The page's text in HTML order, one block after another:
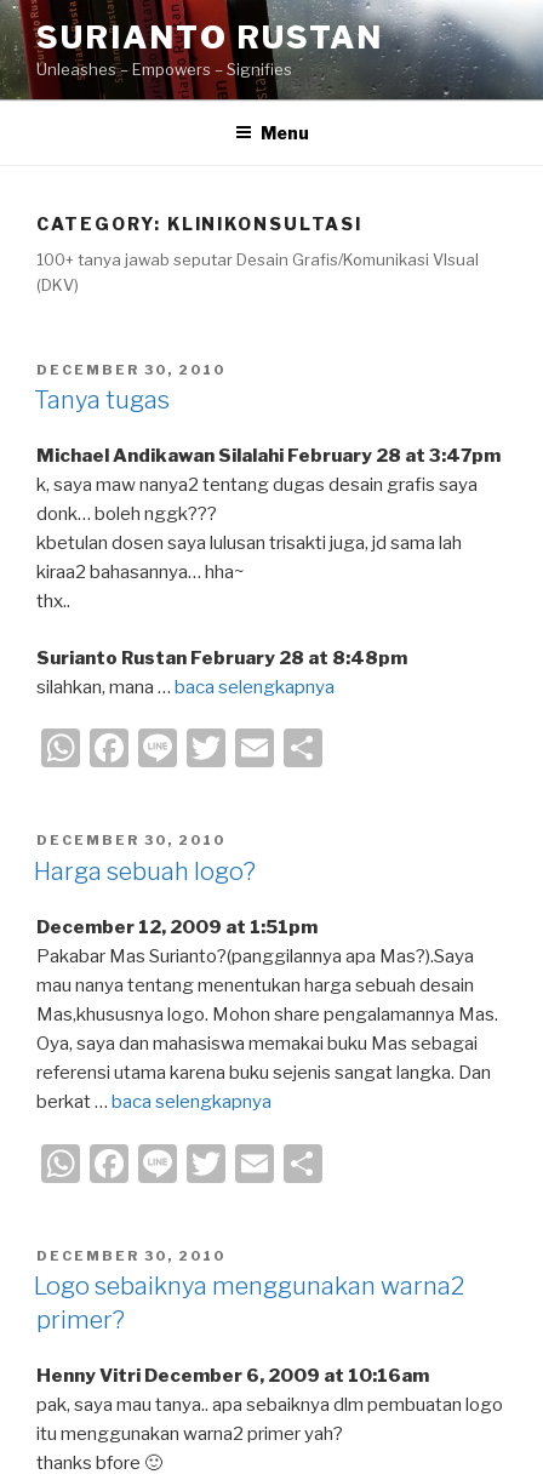
Skip
to
content
SURIANTO RUSTAN
Unleashes – Empowers – Signifies
Menu
CATEGORY: KLINIKONSULTASI
100+ tanya jawab seputar Desain Grafis/Komunikasi VIsual
(DKV)
POSTED
ON
DECEMBER 30, 2010
Tanya tugas
Michael Andikawan Silalahi February 28 at 3:47pm
k, saya maw nanya2 tentang dugas desain grafis saya
donk… boleh nggk???
kbetulan dosen saya lulusan trisakti juga, jd sama lah
kiraa2 bahasannya… hha~
thx..
Surianto Rustan February 28 at 8:48pm
silahkan, mana … baca selengkapnya
W
at
s
p
p
F
c
e
o
o
k
Li
e
T
er
E
POSTED
ON
DECEMBER 30, 2010
Harga sebuah logo?
December 12, 2009 at 1:51pm
Pakabar Mas Surianto?(panggilannya apa Mas?).Saya
mau nanya tentang menentukan harga sebuah desain
Mas,khususnya logo. Mohon share pengalamannya Mas.
Oya, saya dan mahasiswa memakai buku Mas sebagai
referensi utama karena buku sejenis sangat langka. Dan
berkat … baca selengkapnya
W
at
s
A
p
p
F
c
e
o
o
k
Li
e
T
er
E
e
POSTED
ON
DECEMBER 30, 2010
Logo sebaiknya menggunakan warna2
primer?
Henny Vitri December 6, 2009 at 10:16am
pak, saya mau tanya.. apa sebaiknya dlm pembuatan logo
itu menggunakan warna2 primer yah?
thanks bfore 🙂